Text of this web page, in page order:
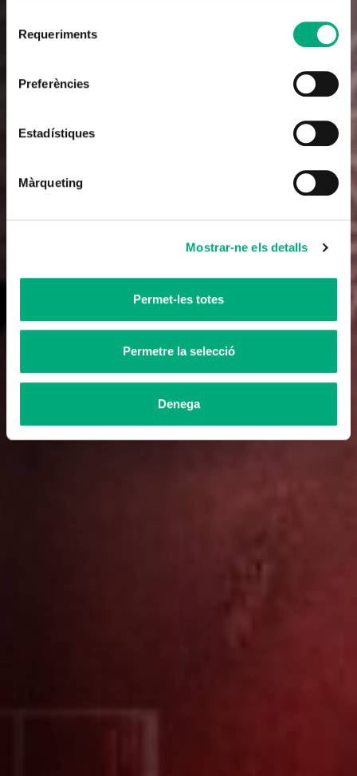
Requeriments
Preferències
Estadístiques
Màrqueting
Mostrar-ne els detalls
Permet-les totes
Permetre la selecció
Denega
La guerra oculta de Franco
Llargmetratge documental
Tràiler